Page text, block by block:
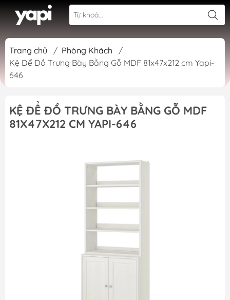
Trang chủ / Phòng Khách
/
Kệ Để Đồ Trưng Bày Bằng Gỗ MDF 81x47x212 cm Yapi-
646
KỆ ĐỂ ĐỒ TRƯNG BÀY BẰNG GỖ MDF
81X47X212 CM YAPI-646